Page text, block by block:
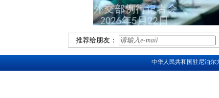
推荐给朋友：
中华人民共和国驻尼泊尔